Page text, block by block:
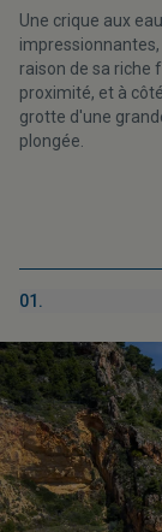
Une crique aux
raison de sa riche
proximité, et à
grotte d'une
plongée.
01.